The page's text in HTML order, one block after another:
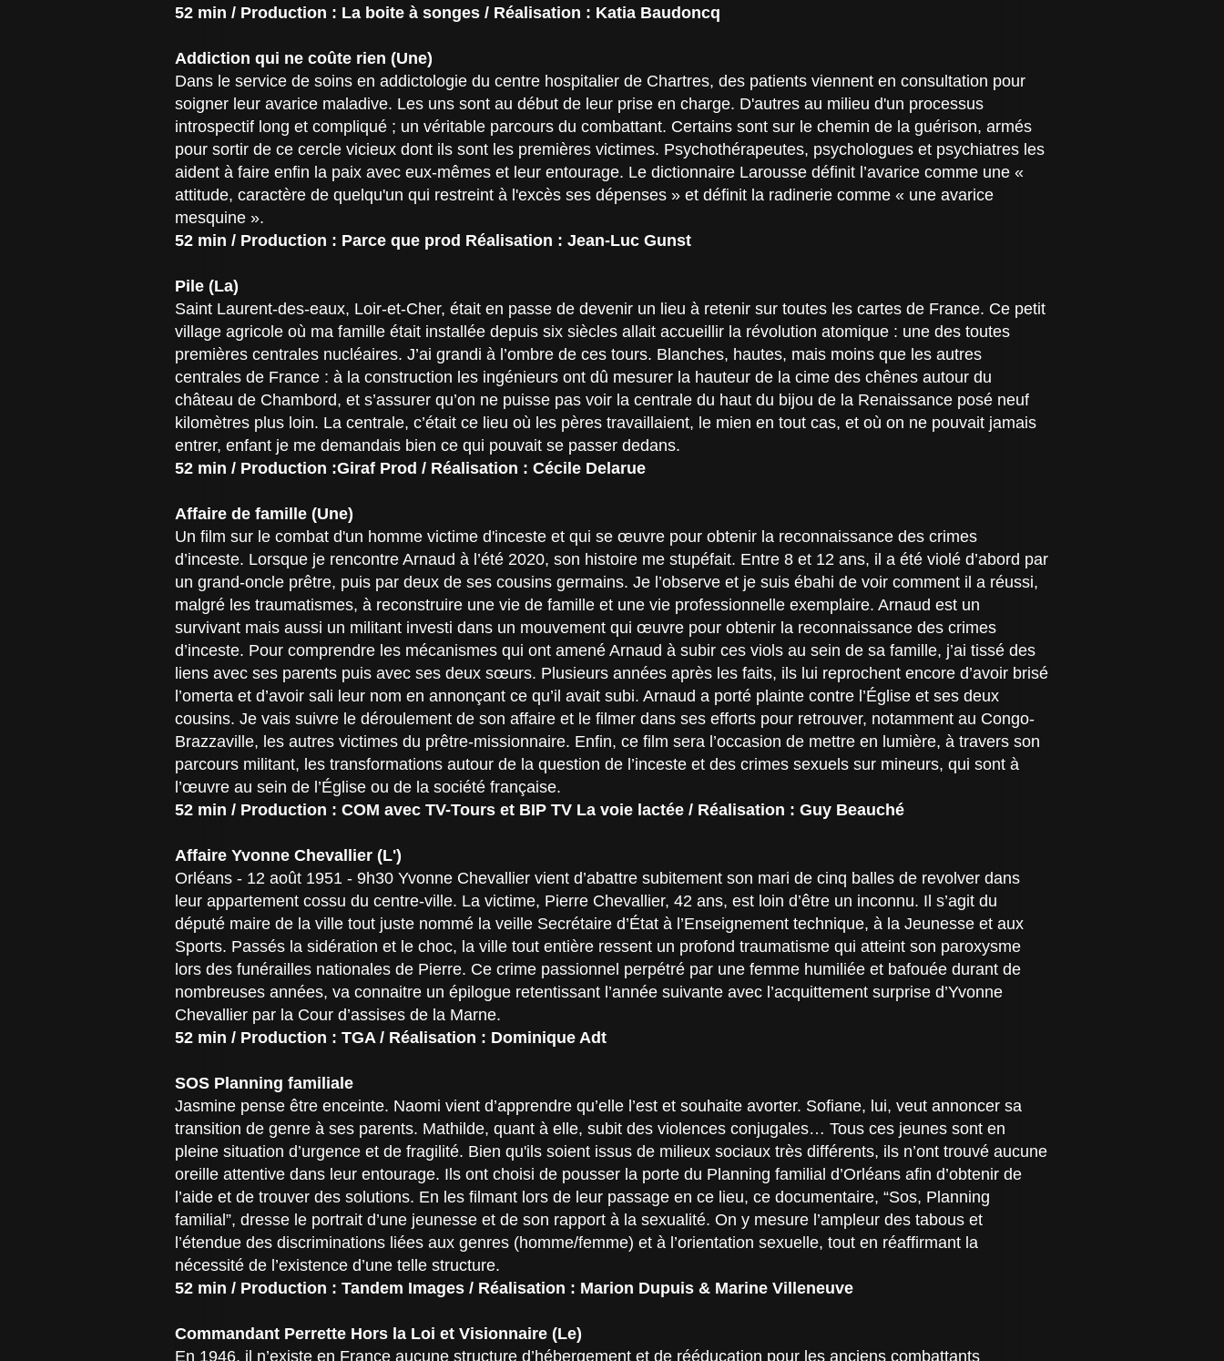
52 min / Production : La boite à songes / Réalisation : Katia Baudoncq
Addiction qui ne coûte rien (Une)
Dans le service de soins en addictologie du centre hospitalier de Chartres, des patients viennent en consultation pour
soigner leur avarice maladive. Les uns sont au début de leur prise en charge. D'autres au milieu d'un processus
introspectif long et compliqué ; un véritable parcours du combattant. Certains sont sur le chemin de la guérison, armés
pour sortir de ce cercle vicieux dont ils sont les premières victimes. Psychothérapeutes, psychologues et psychiatres les
aident à faire enfin la paix avec eux-mêmes et leur entourage. Le dictionnaire Larousse définit l’avarice comme une «
attitude, caractère de quelqu'un qui restreint à l'excès ses dépenses » et définit la radinerie comme « une avarice
mesquine ».
52 min / Production : Parce que prod Réalisation : Jean-Luc Gunst
Pile (La)
Saint Laurent-des-eaux, Loir-et-Cher, était en passe de devenir un lieu à retenir sur toutes les cartes de France. Ce petit
village agricole où ma famille était installée depuis six siècles allait accueillir la révolution atomique : une des toutes
premières centrales nucléaires. J’ai grandi à l’ombre de ces tours. Blanches, hautes, mais moins que les autres
centrales de France : à la construction les ingénieurs ont dû mesurer la hauteur de la cime des chênes autour du
château de Chambord, et s’assurer qu’on ne puisse pas voir la centrale du haut du bijou de la Renaissance posé neuf
kilomètres plus loin. La centrale, c’était ce lieu où les pères travaillaient, le mien en tout cas, et où on ne pouvait jamais
entrer, enfant je me demandais bien ce qui pouvait se passer dedans.
52 min / Production :Giraf Prod / Réalisation : Cécile Delarue
Affaire de famille (Une)
Un film sur le combat d'un homme victime d'inceste et qui se œuvre pour obtenir la reconnaissance des crimes
d’inceste. Lorsque je rencontre Arnaud à l’été 2020, son histoire me stupéfait. Entre 8 et 12 ans, il a été violé d’abord par
un grand-oncle prêtre, puis par deux de ses cousins germains. Je l’observe et je suis ébahi de voir comment il a réussi,
malgré les traumatismes, à reconstruire une vie de famille et une vie professionnelle exemplaire. Arnaud est un
survivant mais aussi un militant investi dans un mouvement qui œuvre pour obtenir la reconnaissance des crimes
d’inceste. Pour comprendre les mécanismes qui ont amené Arnaud à subir ces viols au sein de sa famille, j’ai tissé des
liens avec ses parents puis avec ses deux sœurs. Plusieurs années après les faits, ils lui reprochent encore d’avoir brisé
l’omerta et d’avoir sali leur nom en annonçant ce qu’il avait subi. Arnaud a porté plainte contre l’Église et ses deux
cousins. Je vais suivre le déroulement de son affaire et le filmer dans ses efforts pour retrouver, notamment au Congo-
Brazzaville, les autres victimes du prêtre-missionnaire. Enfin, ce film sera l’occasion de mettre en lumière, à travers son
parcours militant, les transformations autour de la question de l’inceste et des crimes sexuels sur mineurs, qui sont à
l’œuvre au sein de l’Église ou de la société française.
52 min / Production : COM avec TV-Tours et BIP TV La voie lactée / Réalisation : Guy Beauché
Affaire Yvonne Chevallier (L')
Orléans - 12 août 1951 - 9h30 Yvonne Chevallier vient d’abattre subitement son mari de cinq balles de revolver dans
leur appartement cossu du centre-ville. La victime, Pierre Chevallier, 42 ans, est loin d’être un inconnu. Il s’agit du
député maire de la ville tout juste nommé la veille Secrétaire d’État à l’Enseignement technique, à la Jeunesse et aux
Sports. Passés la sidération et le choc, la ville tout entière ressent un profond traumatisme qui atteint son paroxysme
lors des funérailles nationales de Pierre. Ce crime passionnel perpétré par une femme humiliée et bafouée durant de
nombreuses années, va connaitre un épilogue retentissant l’année suivante avec l’acquittement surprise d’Yvonne
Chevallier par la Cour d’assises de la Marne.
52 min / Production : TGA / Réalisation : Dominique Adt
SOS Planning familiale
Jasmine pense être enceinte. Naomi vient d’apprendre qu’elle l’est et souhaite avorter. Sofiane, lui, veut annoncer sa
transition de genre à ses parents. Mathilde, quant à elle, subit des violences conjugales… Tous ces jeunes sont en
pleine situation d’urgence et de fragilité. Bien qu'ils soient issus de milieux sociaux très différents, ils n’ont trouvé aucune
oreille attentive dans leur entourage. Ils ont choisi de pousser la porte du Planning familial d’Orléans afin d’obtenir de
l’aide et de trouver des solutions. En les filmant lors de leur passage en ce lieu, ce documentaire, “Sos, Planning
familial”, dresse le portrait d’une jeunesse et de son rapport à la sexualité. On y mesure l’ampleur des tabous et
l’étendue des discriminations liées aux genres (homme/femme) et à l’orientation sexuelle, tout en réaffirmant la
nécessité de l’existence d’une telle structure.
52 min / Production : Tandem Images / Réalisation : Marion Dupuis & Marine Villeneuve
Commandant Perrette Hors la Loi et Visionnaire (Le)
En 1946, il n’existe en France aucune structure d’hébergement et de rééducation pour les anciens combattants